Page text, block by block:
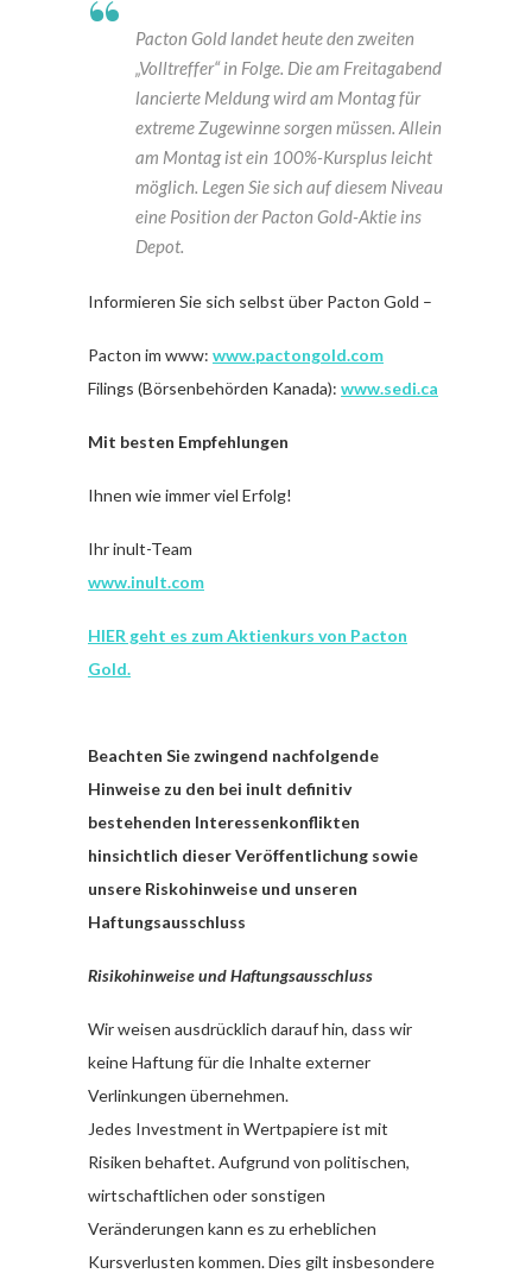
Pacton Gold landet heute den zweiten
„Volltreffer“ in Folge. Die am Freitagabend
lancierte Meldung wird am Montag für
extreme Zugewinne sorgen müssen. Allein
am Montag ist ein 100%-Kursplus leicht
möglich. Legen Sie sich auf diesem Niveau
eine Position der Pacton Gold-Aktie ins
Depot.
Informieren Sie sich selbst über Pacton Gold –
Pacton im www: www.pactongold.com
Filings (Börsenbehörden Kanada): www.sedi.ca
Mit besten Empfehlungen
Ihnen wie immer viel Erfolg!
Ihr inult-Team
www.inult.com
HIER geht es zum Aktienkurs von Pacton
Gold.
Beachten Sie zwingend nachfolgende
Hinweise zu den bei inult definitiv
bestehenden Interessenkonflikten
hinsichtlich dieser Veröffentlichung sowie
unsere Riskohinweise und unseren
Haftungsausschluss
Risikohinweise und Haftungsausschluss
Wir weisen ausdrücklich darauf hin, dass wir
keine Haftung für die Inhalte externer
Verlinkungen übernehmen.
Jedes Investment in Wertpapiere ist mit
Risiken behaftet. Aufgrund von politischen,
wirtschaftlichen oder sonstigen
Veränderungen kann es zu erheblichen
Kursverlusten kommen. Dies gilt insbesondere